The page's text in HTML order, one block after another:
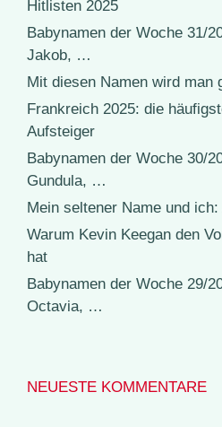
Hitlisten 2025
Babynamen der Woche 31/
Jakob, …
Mit diesen Namen wird man
Frankreich 2025: die
Aufsteiger
Babynamen der Woche 30/
Gundula, …
Mein seltener Name und ich:
Warum Kevin Keegan den
hat
Babynamen der Woche 29/
Octavia, …
NEUESTE KOMMENTARE